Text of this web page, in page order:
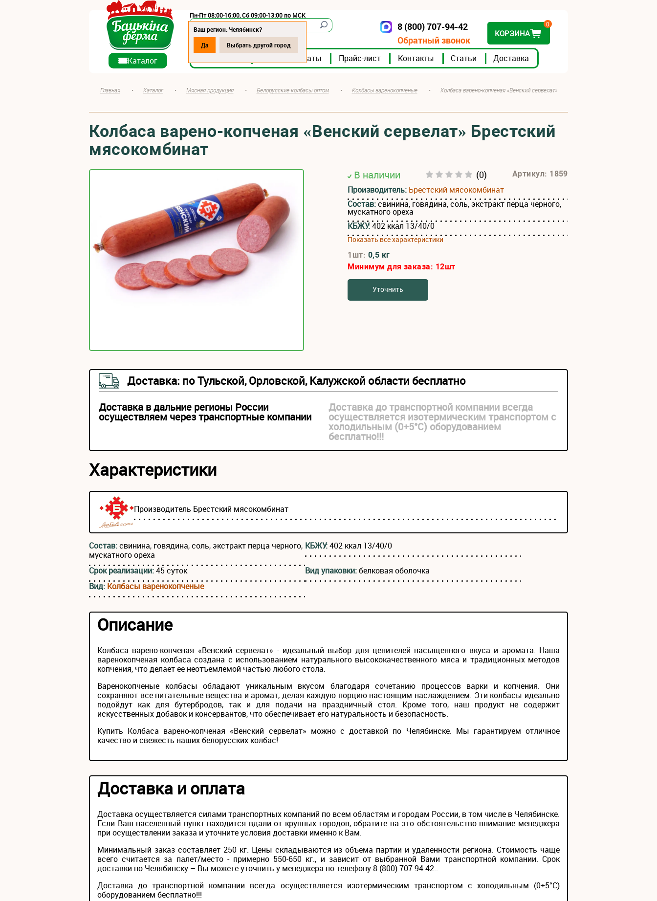
Пн-Пт 08:00-16:00, Сб 09:00-13:00 по МСК
Мясокомбинаты Прайс-лист Контакты Статьи Доставка
8 (800) 707-94-42
Обратный звонок
КОРЗИНА
0
Ваш регион: Челябинск?
Да
Выбрать другой город
Каталог
Главная • Каталог • Мясная продукция • Белорусские колбасы оптом • Колбасы варенокопченые • Колбаса варено-копченая «Венский сервелат»
Колбаса варено-копченая «Венский сервелат» Брестский
мясокомбинат
В наличии (0) Артикул: 1859
Производитель: Брестский мясокомбинат
Состав:свинина, говядина, соль, экстракт перца черного,
мускатного ореха
КБЖУ:402 ккал 13/40/0
Показать все характеристики
1шт: 0,5 кг
Минимум для заказа: 12шт
Уточнить
Доставка: по Тульской, Орловской, Калужской области бесплатно
Доставка в дальние регионы России
осуществляем через транспортные компании
Доставка до транспортной компании всегда
осуществляется изотермическим транспортом с
холодильным (0+5°С) оборудованием
бесплатно!!!
Характеристики
Производитель Брестский мясокомбинат
Состав:свинина, говядина, соль, экстракт перца черного,
мускатного ореха
КБЖУ:402 ккал 13/40/0
Срок реализации:45 суток Вид упаковки:белковая оболочка
Вид: Колбасы варенокопченые
Описание
Колбаса варено-копченая «Венский сервелат» - идеальный выбор для ценителей насыщенного вкуса и аромата. Наша
варенокопченая колбаса создана с использованием натурального высококачественного мяса и традиционных методов
копчения, что делает ее неотъемлемой частью любого стола.
Варенокопченые колбасы обладают уникальным вкусом благодаря сочетанию процессов варки и копчения. Они
сохраняют все питательные вещества и аромат, делая каждую порцию настоящим наслаждением. Эти колбасы идеально
подойдут как для бутербродов, так и для подачи на праздничный стол. Кроме того, наш продукт не содержит
искусственных добавок и консервантов, что обеспечивает его натуральность и безопасность.
Купить Колбаса варено-копченая «Венский сервелат» можно с доставкой по Челябинске. Мы гарантируем отличное
качество и свежесть наших белорусских колбас!
Доставка и оплата
Доставка осуществляется силами транспортных компаний по всем областям и городам России, в том числе в Челябинске.
Если Ваш населенный пункт находится вдали от крупных городов, обратите на это обстоятельство внимание менеджера
при осуществлении заказа и уточните условия доставки именно к Вам.
Минимальный заказ составляет 250 кг. Цены складываются из объема партии и удаленности региона. Стоимость чаще
всего считается за палет/место - примерно 550-650 кг., и зависит от выбранной Вами транспортной компании. Срок
доставки по Челябинску – Вы можете уточнить у менеджера по телефону 8 (800) 707-94-42..
Доставка до транспортной компании всегда осуществляется изотермическим транспортом с холодильным (0+5°С)
оборудованием бесплатно!!!